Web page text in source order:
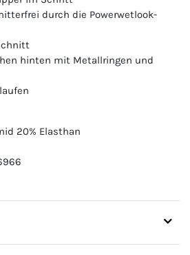
durch die Powerwetlook-
hinten mit Metallringen und
20% Elasthan